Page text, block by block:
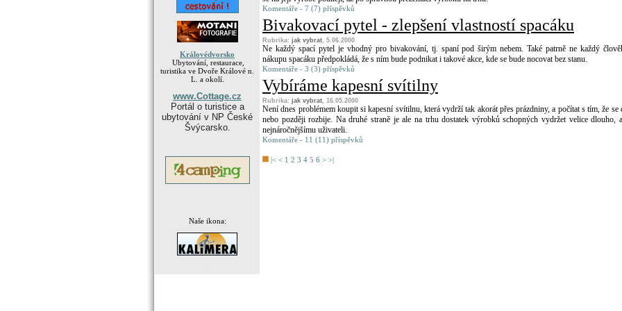
Královédvorsko
Ubytování, restaurace,
turistika ve Dvoře Králové n.
L. a okolí.
www.Cottage.cz
Portál o turistice a
ubytování v NP České
Švýcarsko.
Naše ikona:
Komentáře - 7 (7) příspěvků
Bivakovací pytel - zlepšení vlastností spacáku
Rubrika: jak vybrat, 5.06.2000
Ne každý spací pytel je vhodný pro bivakování, tj. spaní pod širým nebem. Také patrně ne každý
nákupu spacáku předpokládá, že s ním bude podnikat i takové akce, kde se bude nocovat bez stanu.
Komentáře - 3 (3) příspěvků
Vybíráme kapesní svítilny
Rubrika: jak vybrat, 16.05.2000
Není dnes problémem koupit si kapesní svítilnu, která vydrží tak akorát přes prázdniny, a počítat s tím, že se
nebo později rozbije. Na druhé straně je ale na trhu dostatek výrobků schopných vydržet velice dlouho,
nejnáročnějšímu uživateli.
Komentáře - 11 (11) příspěvků
|< < 1 2 3 4 5 6 > >|